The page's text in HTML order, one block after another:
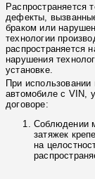
Распространяется
дефекты,
браком или
технологии
распространяется
нарушения
установке.
При использовании
автомобиле с VIN,
договоре:
Соблюдении
затяжек
на